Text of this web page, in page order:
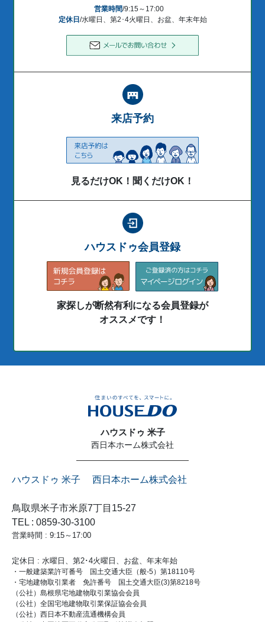
営業時間/9:15～17:00
定休日/水曜日、第2･4火曜日、お盆、年末年始
来店予約
見るだけOK！聞くだけOK！
ハウスドゥ会員登録
家探しが断然有利になる会員登録が
オススメです！
ハウスドゥ 米子
西日本ホーム株式会社
ハウスドゥ 米子 西日本ホーム株式会社
鳥取県米子市米原7丁目15-27
TEL : 0859-30-3100
営業時間 : 9:15～17:00
定休日 : 水曜日、第2･4火曜日、お盆、年末年始
・一般建築業許可番号 国土交通大臣（般-5）第18110号
・宅地建物取引業者 免許番号 国土交通大臣(3)第8218号
（公社）島根県宅地建物取引業協会会員
（公社）全国宅地建物取引業保証協会会員
（公社）西日本不動産流通機構会員